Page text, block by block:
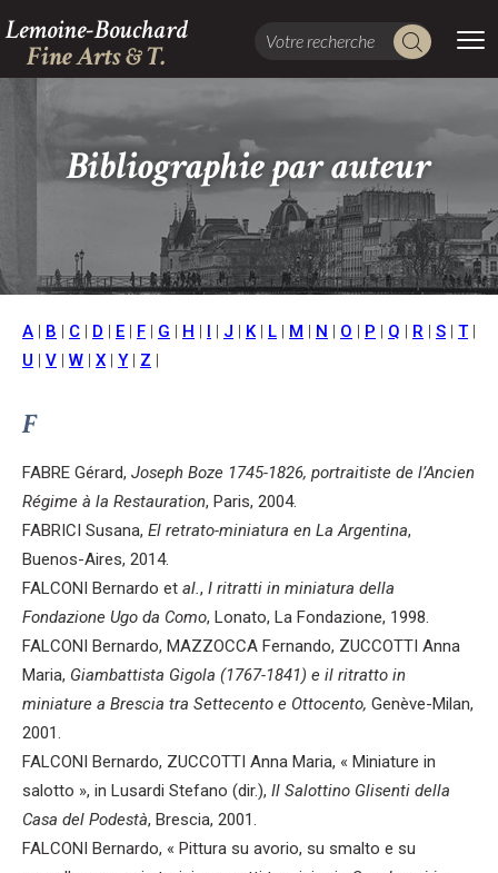
Lemoine-Bouchard
Fine Arts & T.
Bibliographie par auteur
A | B | C | D | E | F | G | H | I | J | K| L | M | N | O | P | Q | R | S | T|
U | V | W | X | Y| Z |
F
FABRE Gérard, Joseph Boze 1745-1826, portraitiste de l’Ancien
Régime à la Restauration, Paris, 2004.
FABRICI Susana, El retrato-miniatura en La Argentina,
Buenos-Aires, 2014.
FALCONI Bernardo et al., I ritratti in miniatura della
Fondazione Ugo da Como, Lonato, La Fondazione, 1998.
FALCONI Bernardo, MAZZOCCA Fernando, ZUCCOTTI Anna
Maria, Giambattista Gigola (1767-1841) e il ritratto in
miniature a Brescia tra Settecento e Ottocento, Genève-Milan,
2001.
FALCONI Bernardo, ZUCCOTTI Anna Maria, « Miniature in
salotto », in Lusardi Stefano (dir.), Il Salottino Glisenti della
Casa del Podestà, Brescia, 2001.
FALCONI Bernardo, « Pittura su avorio, su smalto e su